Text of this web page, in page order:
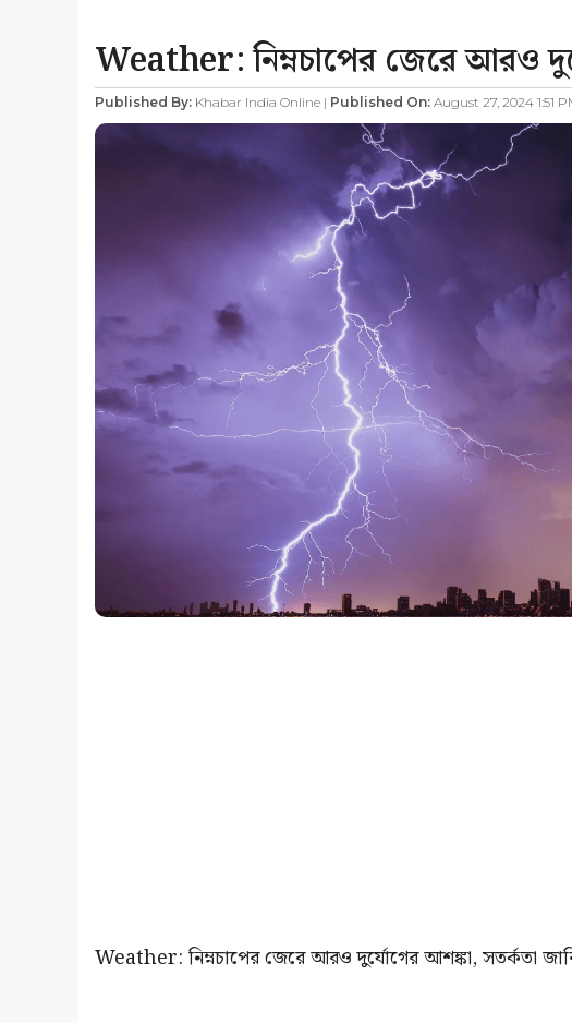
Weather: নিম্নচাপের জেরে আরও
Published By: Khabar India Online | Published On: August 27, 2024 1:51
Weather: নিম্নচাপের জেরে আরও দুর্যোগের আশঙ্কা, সতর্কতা